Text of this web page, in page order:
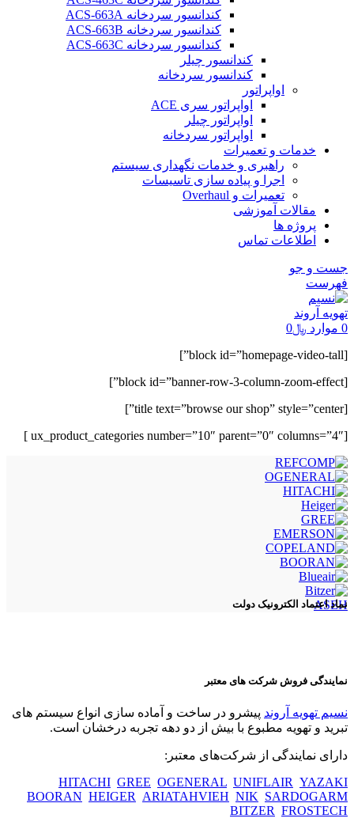
کندانسور سردخانه ACS-663A
کندانسور سردخانه ACS-663B
کندانسور سردخانه ACS-663C
کندانسور چیلر
کندانسور سردخانه
اواپراتور
اواپراتور سری ACE
اواپراتور چیلر
اواپراتور سردخانه
خدمات و تعمیرات
راهبری و خدمات نگهداری سیستم
اجرا و پیاده سازی تاسیسات
تعمیرات و Overhaul
مقالات آموزشی
پروژه ها
اطلاعات تماس
جست و جو
فهرست
0 موارد ﷼0
[block id=”homepage-video-tall”]
[block id=”banner-row-3-column-zoom-effect”]
[title text=”browse our shop” style=”center”]
[ux_product_categories number=”10″ parent=”0″ columns=”4″ ]
ASEH
نماد اعتماد الکترونیک دولت
نمایندگی فروش شرکت های معتبر
نسیم تهویه آروند پیشرو در ساخت و آماده سازی انواع سیستم های
تبرید و تهویه مطبوع با بیش از دو دهه تجربه درخشان است.
دارای نمایندگی از شرکت‌های معتبر:
HITACHI GREE OGENERAL UNIFLAIR YAZAKI
BOORAN HEIGER ARIATAHVIEH NIK SARDOGARM
BITZER FROSTECH